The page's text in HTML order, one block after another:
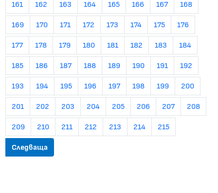
161 162 163 164 165 166 167 168
169 170 171 172 173 174 175 176
177 178 179 180 181 182 183 184
185 186 187 188 189 190 191 192
193 194 195 196 197 198 199 200
201 202 203 204 205 206 207 208
209 210 211 212 213 214 215
Следваща